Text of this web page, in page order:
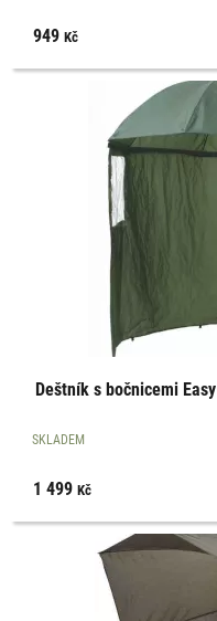
949Kč
Deštník s bočnicemi Easy
SKLADEM
1 499Kč